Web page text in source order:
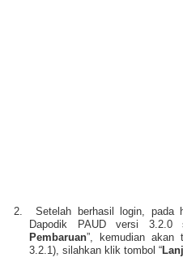
2.
Setelah berhasil login, pada
Dapodik PAUD versi
Pembaruan”, kemudian akan
3.2.1), silahkan klik tombol “